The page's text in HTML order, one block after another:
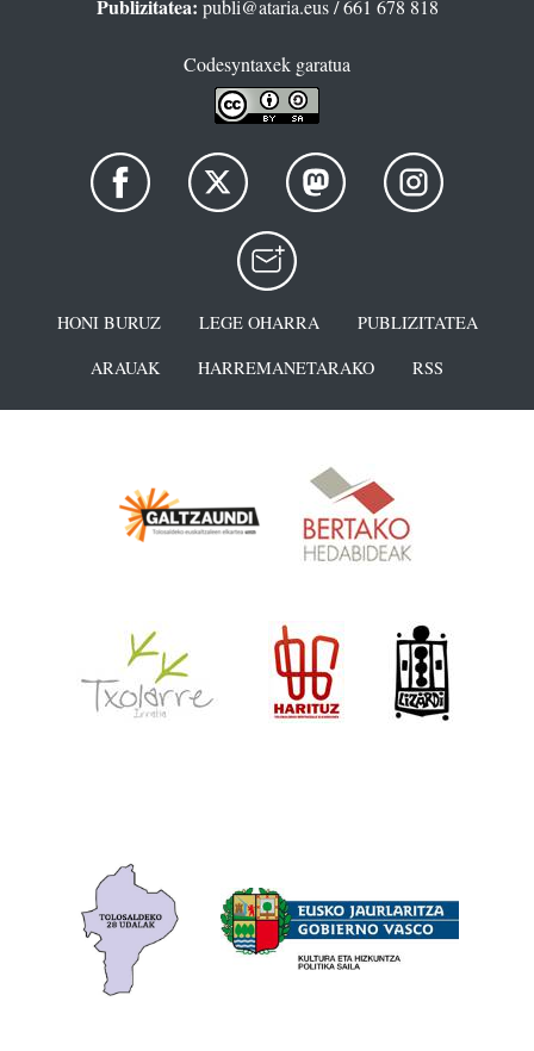
Publizitatea: publi@ataria.eus/ 661 678 818
Codesyntaxek garatua
HONI BURUZ LEGE OHARRA
PUBLIZITATEA
ARAUAK
HARREMANETARAKO RSS